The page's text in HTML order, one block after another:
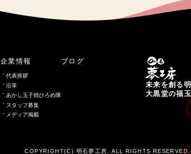
未来を創る
大黒堂の福
企業情報
代表挨拶
沿革
あかし玉子焼ひろめ隊
スタッフ募集
メディア掲載
ブログ
COPYRIGHT(C) 明石夢工房. ALL RIGHTS RESERVED.